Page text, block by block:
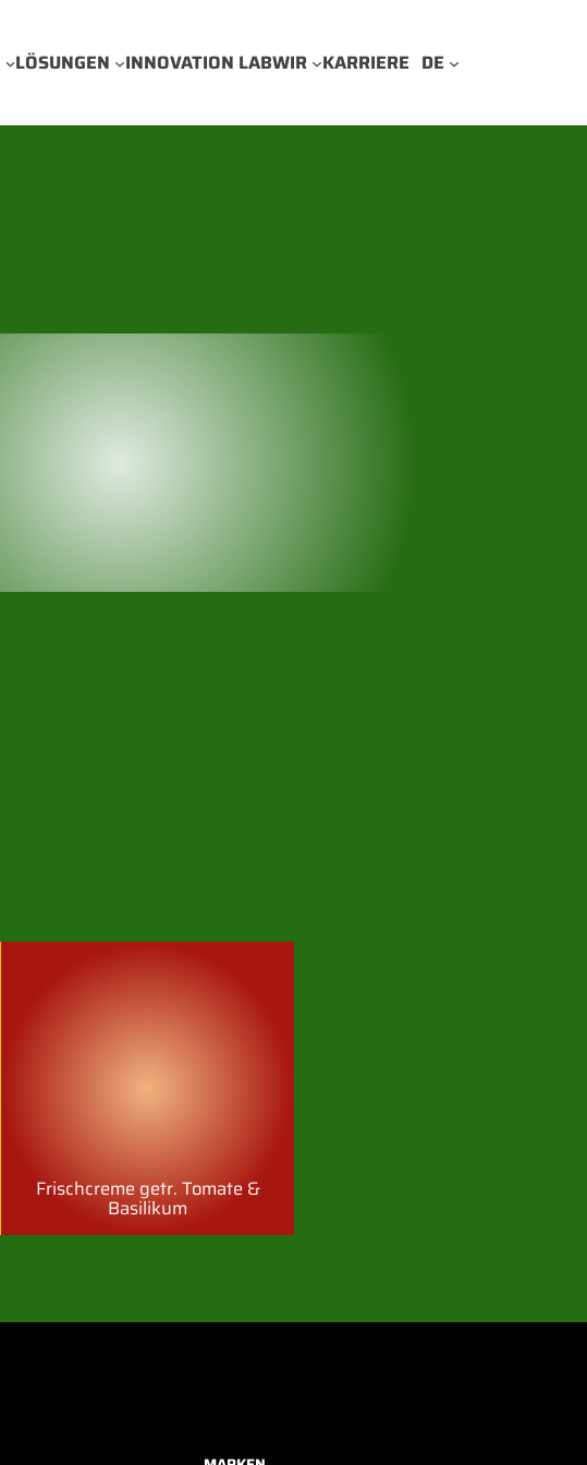
LÖSUNGEN INNOVATION LABWIR KARRIERE DE
Frischcreme getr. Tomate &
Basilikum